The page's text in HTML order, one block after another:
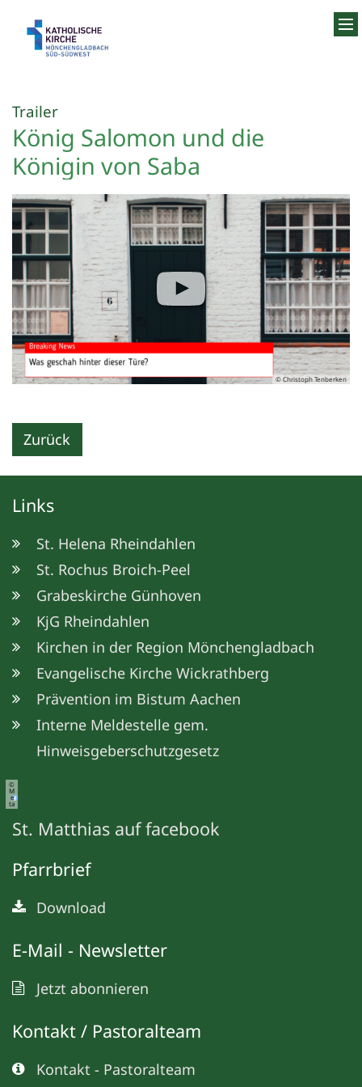
Trailer:
König Salomon und die
Königin von Saba
© Christoph Tenberken
Zurück
Links
St. Helena Rheindahlen
St. Rochus Broich-Peel
Grabeskirche Günhoven
KjG Rheindahlen
Kirchen in der Region Mönchengladbach
Evangelische Kirche Wickrathberg
Prävention im Bistum Aachen
Interne Meldestelle gem.
Hinweisgeberschutzgesetz
©
M
e
ta
St. Matthias auf facebook
Pfarrbrief
Download
E-Mail - Newsletter
Jetzt abonnieren
Kontakt / Pastoralteam
Kontakt - Pastoralteam